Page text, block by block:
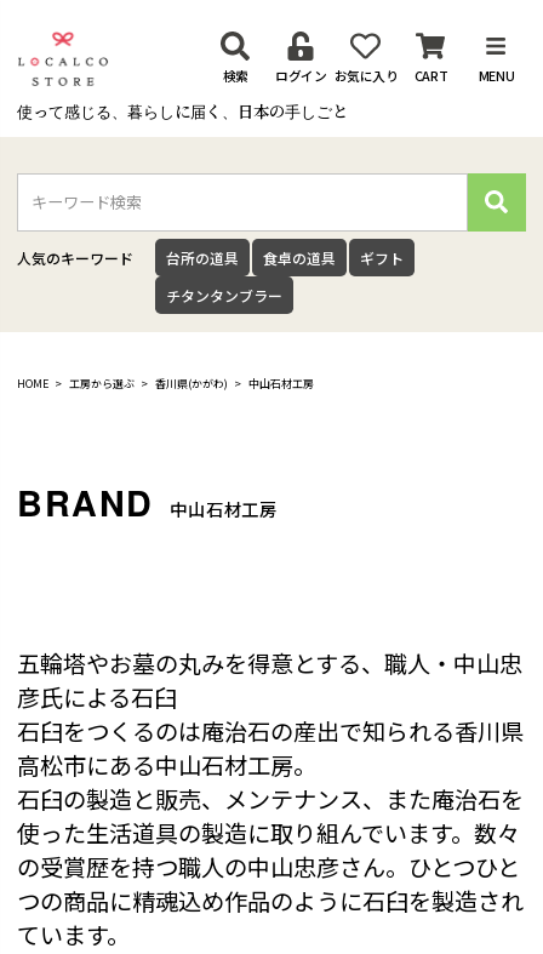
使って感じる、暮らしに届く、日本の手しごと
検索 ログイン お気に入り CART MENU
検
索
人気のキーワード 台所の道具 食卓の道具
ギフト
チタンタンブラー
HOME 工房から選ぶ 香川県(かがわ) 中山石材工房
中山石材工房
五輪塔やお墓の丸みを得意とする、職人・中山忠
彦氏による石臼
石臼をつくるのは庵治石の産出で知られる香川県
高松市にある中山石材工房。
石臼の製造と販売、メンテナンス、また庵治石を
使った生活道具の製造に取り組んでいます。数々
の受賞歴を持つ職人の中山忠彦さん。ひとつひと
つの商品に精魂込め作品のように石臼を製造され
ています。